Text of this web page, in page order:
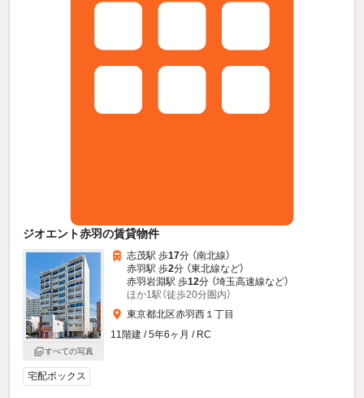
ジオエント赤羽の賃貸物件
すべての写真
志茂駅 歩17分 （南北線）
赤羽駅 歩2分 （東北線など）
赤羽岩淵駅 歩12分 （埼玉高速線など）
ほか1駅（徒歩20分圏内）
東京都北区赤羽西１丁目
11階建 / 5年6ヶ月 / RC
宅配ボックス